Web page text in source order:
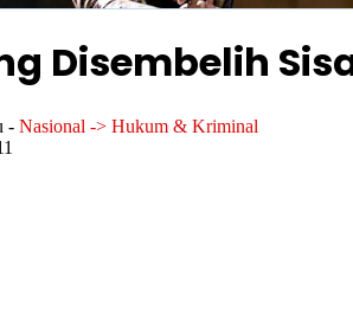
Disembelih
- Nasional -> Hukum & Kriminal